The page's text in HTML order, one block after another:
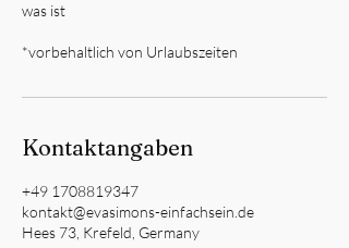
was ist
*vorbehaltlich von Urlaubszeiten
Kontaktangaben
+49 1708819347
kontakt@evasimons-einfachsein.de
Hees 73, Krefeld, Germany